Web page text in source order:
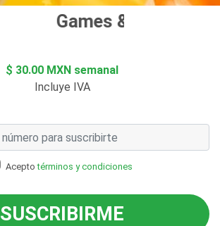
Games & Apps
$ 30.00 MXN semanal
Incluye IVA
Aceptotérminos y condiciones
SUSCRIBIRME